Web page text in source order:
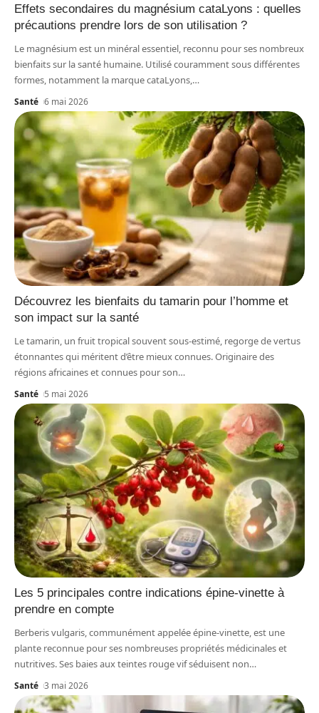
Effets secondaires du magnésium cataLyons : quelles
précautions prendre lors de son utilisation ?
Le magnésium est un minéral essentiel, reconnu pour ses nombreux
bienfaits sur la santé humaine. Utilisé couramment sous différentes
formes, notamment la marque cataLyons,…
Santé 6 mai 2026
Découvrez les bienfaits du tamarin pour l’homme et
son impact sur la santé
Le tamarin, un fruit tropical souvent sous-estimé, regorge de vertus
étonnantes qui méritent d’être mieux connues. Originaire des
régions africaines et connues pour son…
Santé 5 mai 2026
Les 5 principales contre indications épine-vinette à
prendre en compte
Berberis vulgaris, communément appelée épine-vinette, est une
plante reconnue pour ses nombreuses propriétés médicinales et
nutritives. Ses baies aux teintes rouge vif séduisent non…
Santé 3 mai 2026